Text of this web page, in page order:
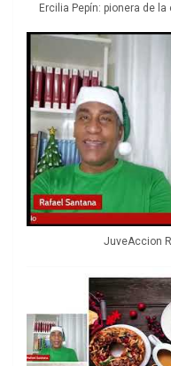
Ercilia Pepín: pionera de
JuveAccion